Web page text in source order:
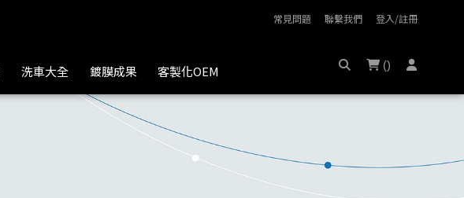
常見問題 聯繫我們 登入/註冊
()
洗車大全 鍍膜成果 客製化OEM